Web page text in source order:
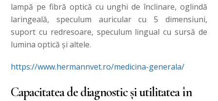
lampă pe fibră optică cu unghi de înclinare, oglindă
laringeală, speculum auricular cu 5 dimensiuni,
suport cu redresoare, speculum lingual cu sursă de
lumina optică şi altele.
https://www.hermannvet.ro/medicina-generala/
Capacitatea de diagnostic și utilitatea în